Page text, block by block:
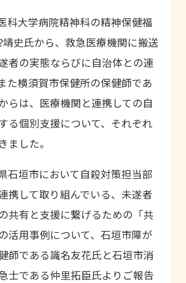
科大学病院精神科の精神保健福
史氏から、救急医療機関に搬送
者の実態ならびに自治体との連
た横須賀市保健所の保健師であ
らは、医療機関と連携しての自
る個別支援について、それぞれ
ました。
石垣市において自殺対策担当部
携して取り組んでいる、未遂者
共有と支援に繋げるための「共
活用事例について、石垣市障が
師である識名友花氏と石垣市消
士である仲里拓臣氏よりご報告